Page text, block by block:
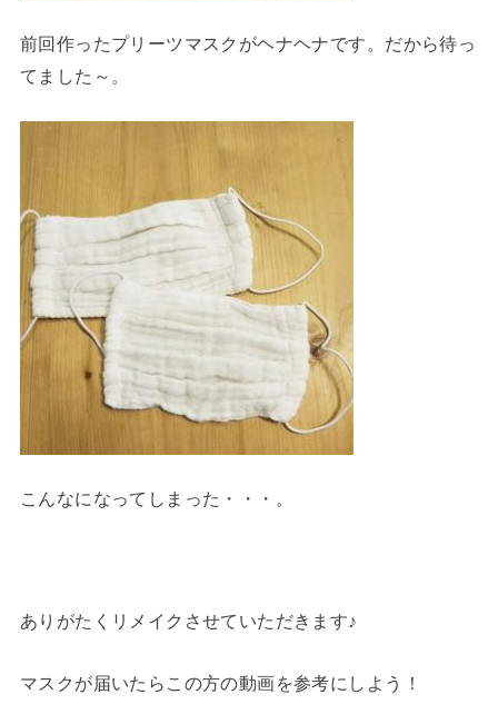
前回作ったプリーツマスクがヘナヘナです。だから待っ
てました～。
こんなになってしまった・・・。
ありがたくリメイクさせていただきます♪
マスクが届いたらこの方の動画を参考にしよう！